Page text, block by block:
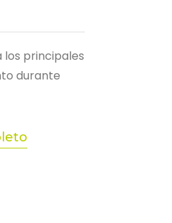
los principales
durante